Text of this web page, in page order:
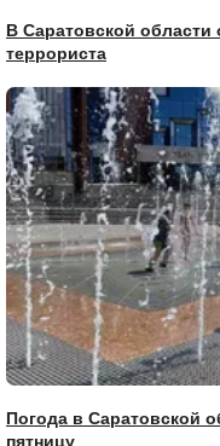
В Саратовской области
террориста
Погода в Саратовской
пятницу